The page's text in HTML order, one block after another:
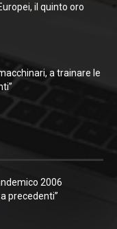
il quinto oro
a trainare le
2006
precedenti”